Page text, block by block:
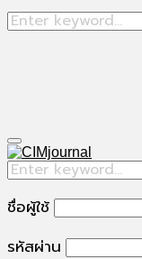
Search
Primary
Menu
Search
for:
ชื่อผู้ใช้
รหัสผ่าน